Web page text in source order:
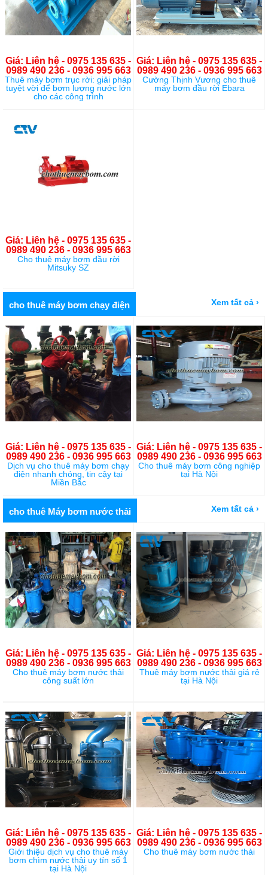
Giá: Liên hệ - 0975 135 635 -
0989 490 236 - 0936 995 663
Thuê máy bơm trục rời: giải pháp
tuyệt vời để bơm lượng nước lớn
cho các công trình
Giá: Liên hệ - 0975 135 635 -
0989 490 236 - 0936 995 663
Cường Thịnh Vương cho thuê
máy bơm đầu rời Ebara
Giá: Liên hệ - 0975 135 635 -
0989 490 236 - 0936 995 663
Cho thuê máy bơm đầu rời
Mitsuky SZ
cho thuê máy bơm chạy điện Xem tất cả ›
Giá: Liên hệ - 0975 135 635 -
0989 490 236 - 0936 995 663
Dịch vụ cho thuê máy bơm chạy
điện nhanh chóng, tin cậy tại
Miền Bắc
Giá: Liên hệ - 0975 135 635 -
0989 490 236 - 0936 995 663
Cho thuê máy bơm công nghiệp
tại Hà Nội
cho thuê Máy bơm nước thải Xem tất cả ›
Giá: Liên hệ - 0975 135 635 -
0989 490 236 - 0936 995 663
Cho thuê máy bơm nước thải
công suất lớn
Giá: Liên hệ - 0975 135 635 -
0989 490 236 - 0936 995 663
Thuê máy bơm nước thải giá rẻ
tại Hà Nội
Giá: Liên hệ - 0975 135 635 -
0989 490 236 - 0936 995 663
Giới thiệu dịch vụ cho thuê máy
bơm chìm nước thải uy tín số 1
tại Hà Nội
Giá: Liên hệ - 0975 135 635 -
0989 490 236 - 0936 995 663
Cho thuê máy bơm nước thải